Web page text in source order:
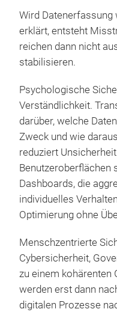
Wird Datenerfassung
erklärt, entsteht
reichen dann nicht
stabilisieren.
Psychologische
Verständlichkeit.
darüber, welche
Zweck und wie
reduziert
Benutzeroberflächen
Dashboards, die
individuelles
Optimierung ohne
Menschzentrierte
Cybersicherheit,
zu einem kohärenten
werden erst dann
digitalen Prozesse